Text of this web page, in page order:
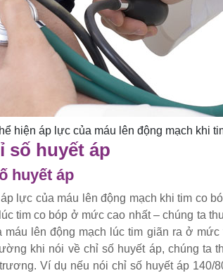
hiện áp lực của máu lên động mạch khi
số huyết áp
huyết áp
lực của máu lên động mạch khi tim co
tim co bóp ở mức cao nhất – chúng ta
lên động mạch lúc tim giãn ra ở
khi nói về chỉ số huyết áp, chúng ta
Ví dụ nếu nói chỉ số huyết áp 140/